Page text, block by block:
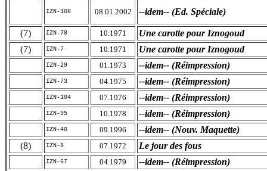
IZN-108 08.01.2002 --idem-- (Ed. Spéciale)
(7) IZN-78 10.1971
Une carotte pour Iznogoud
(7)
IZN-7 10.1971 Une carotte pour Iznogoud
IZN-29 01.1973 --idem-- (Réimpression)
IZN-73 04.1975 --idem-- (Réimpression)
IZN-104 07.1976 --idem-- (Réimpression)
IZN-95 10.1978 --idem-- (Réimpression)
IZN-40 09.1996
--idem-- (Nouv. Maquette)
(8)
IZN-8 07.1972 Le jour des fous
IZN-67 04.1979 --idem-- (Réimpression)